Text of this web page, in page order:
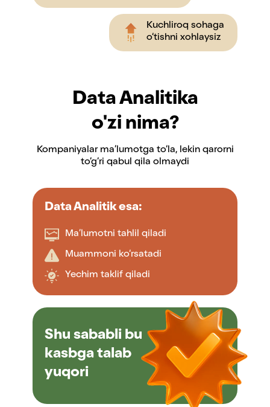
Kuchliroq sohaga
o‘tishni xohlaysiz
Data Analitik esa:
Ma’lumotni tahlil qiladi
Muammoni ko‘rsatadi
Yechim taklif qiladi
Shu sababli bu
kasbga talab
yuqori
Data Analitika
o'zi nima?
Kompaniyalar ma’lumotga to‘la, lekin qarorni
to‘g‘ri qabul qila olmaydi